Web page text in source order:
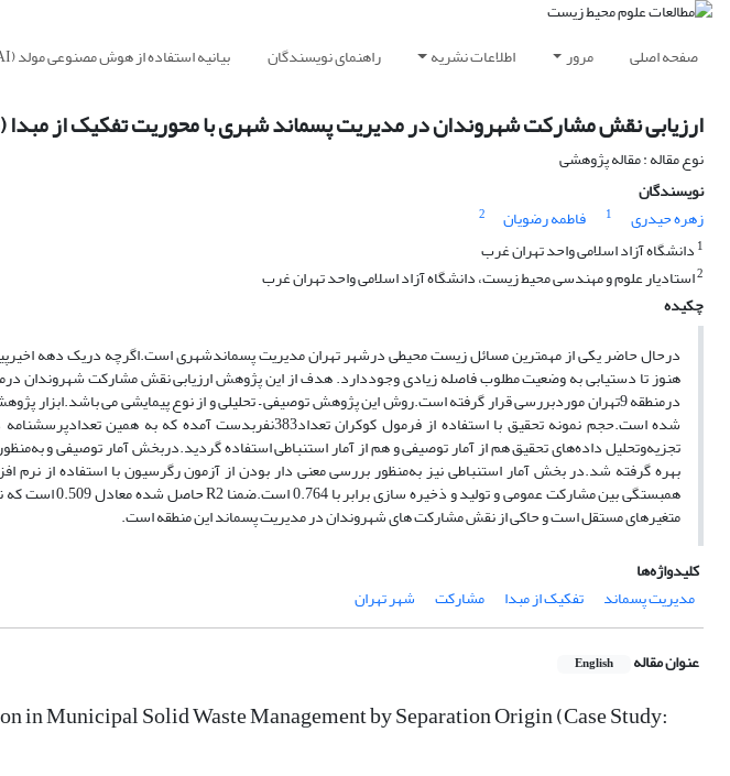
صفحه اصلی مرور اطلاعات نشریه راهنمای نویسندگان بیانیه استفاده از هوش مصنوعی مولد (Generative AI)
ارزیابی نقش مشارکت شهروندان در مدیریت پسماند شهری با محوریت تفکیک از مبدا (مطالعه
نوع مقاله : مقاله پژوهشی
نویسندگان
زهره حیدری
1 فاطمه رضویان
2
1 دانشگاه آزاد اسلامی واحد تهران غرب
2استادیار علوم و مهندسی محیط زیست، دانشگاه آزاد اسلامی واحد تهران غرب
چکیده
درحال حاضر یکی از مهمترین مسائل زیست محیطی درشهر تهران مدیریت پسماندشهری است.اگرچه دریک دهه
هنوز تا دستیابی به وضعیت مطلوب فاصله زیادی وجوددارد. هدف از این پژوهش ارزیابی نقش مشارکت شهروندان
شده است.حجم نمونه تحقیق با استفاده از فرمول کوکران
تجزیه‌وتحلیل داده‌های تحقیق هم از آمار توصیفی و هم از آمار استنباطی استفاده گردید.دربخش آمار توصیفی و
متغیرهای مستقل است و حاکی از نقش مشارکت های شهروندان در مدیریت پسماند این منطقه است.
کلیدواژه‌ها
مدیریت پسماند
تفکیک از مبدا مشارکت شهر تهران
عنوان مقاله English
in Municipal Solid Waste Management by Separation Origin (Case Study: